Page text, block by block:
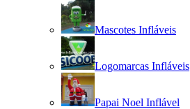
Mascotes Infláveis
Logomarcas Infláveis
Papai Noel Inflável